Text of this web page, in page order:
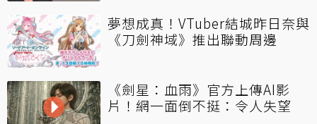
夢想成真！VTuber結城昨日奈與
《刀劍神域》推出聯動周邊
《劍星：血雨》官方上傳AI影
片！網一面倒不挺：令人失望